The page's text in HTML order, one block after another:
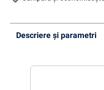
Descriere și parametri